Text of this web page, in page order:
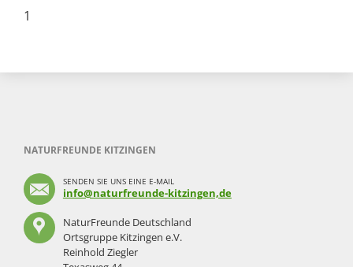
1
NATURFREUNDE KITZINGEN
SENDEN SIE UNS EINE E-MAIL
info@naturfreunde-kitzingen,de
NaturFreunde Deutschland
Ortsgruppe Kitzingen e.V.
Reinhold Ziegler